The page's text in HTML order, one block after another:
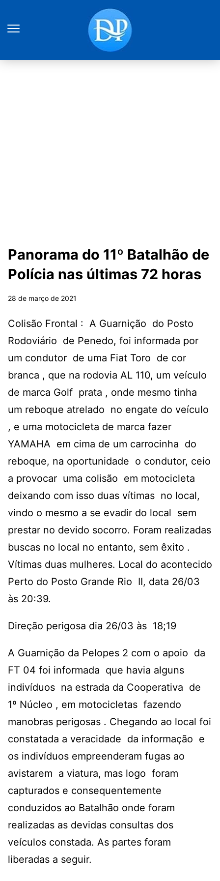
Panorama do 11º Batalhão de
Polícia nas últimas 72 horas
28 de março de 2021
Colisão Frontal : A Guarnição do Posto
Rodoviário de Penedo, foi informada por
um condutor de uma Fiat Toro de cor
branca , que na rodovia AL 110, um veículo
de marca Golf prata , onde mesmo tinha
um reboque atrelado no engate do veículo
, e uma motocicleta de marca fazer
YAMAHA em cima de um carrocinha do
reboque, na oportunidade o condutor, ceio
a provocar uma colisão em motocicleta
deixando com isso duas vítimas no local,
vindo o mesmo a se evadir do local sem
prestar no devido socorro. Foram realizadas
buscas no local no entanto, sem êxito .
Vítimas duas mulheres. Local do acontecido
Perto do Posto Grande Rio II, data 26/03
às 20:39.
Direção perigosa dia 26/03 às 18;19
A Guarnição da Pelopes 2 com o apoio da
FT 04 foi informada que havia alguns
indivíduos na estrada da Cooperativa de
1º Núcleo , em motocicletas fazendo
manobras perigosas . Chegando ao local foi
constatada a veracidade da informação e
os indivíduos empreenderam fugas ao
avistarem a viatura, mas logo foram
capturados e consequentemente
conduzidos ao Batalhão onde foram
realizadas as devidas consultas dos
veículos constada. As partes foram
liberadas a seguir.